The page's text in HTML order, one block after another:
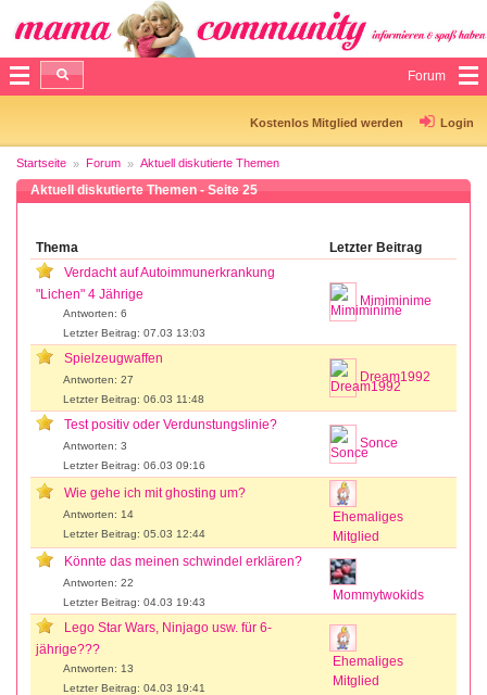
Forum
Kostenlos Mitglied werden Login
Startseite Forum Aktuell diskutierte Themen
Aktuell diskutierte Themen - Seite 25
Thema
Letzter Beitrag
Verdacht auf Autoimmunerkrankung
"Lichen" 4 Jährige
Antworten: 6
Letzter Beitrag: 07.03 13:03
Mimiminime
Spielzeugwaffen
Antworten: 27
Letzter Beitrag: 06.03 11:48
Dream1992
Test positiv oder Verdunstungslinie?
Antworten: 3
Letzter Beitrag: 06.03 09:16
Sonce
Wie gehe ich mit ghosting um?
Antworten: 14
Letzter Beitrag: 05.03 12:44
Ehemaliges
Mitglied
Könnte das meinen schwindel erklären?
Antworten: 22
Letzter Beitrag: 04.03 19:43
Mommytwokids
Lego Star Wars, Ninjago usw. für 6-
jährige???
Antworten: 13
Letzter Beitrag: 04.03 19:41
Ehemaliges
Mitglied